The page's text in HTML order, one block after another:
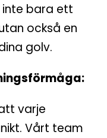
bara ett
också en
golv.
varje
Vårt team